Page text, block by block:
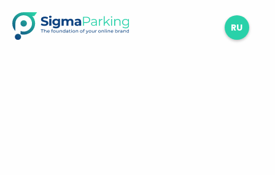
RU